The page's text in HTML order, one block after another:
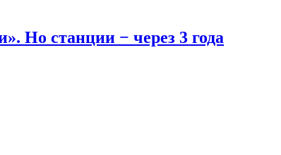
Но станции − через 3 года